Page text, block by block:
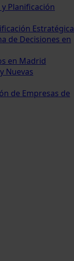
Planificación
Estratégica
de Decisiones en
en Madrid
Nuevas
de Empresas de